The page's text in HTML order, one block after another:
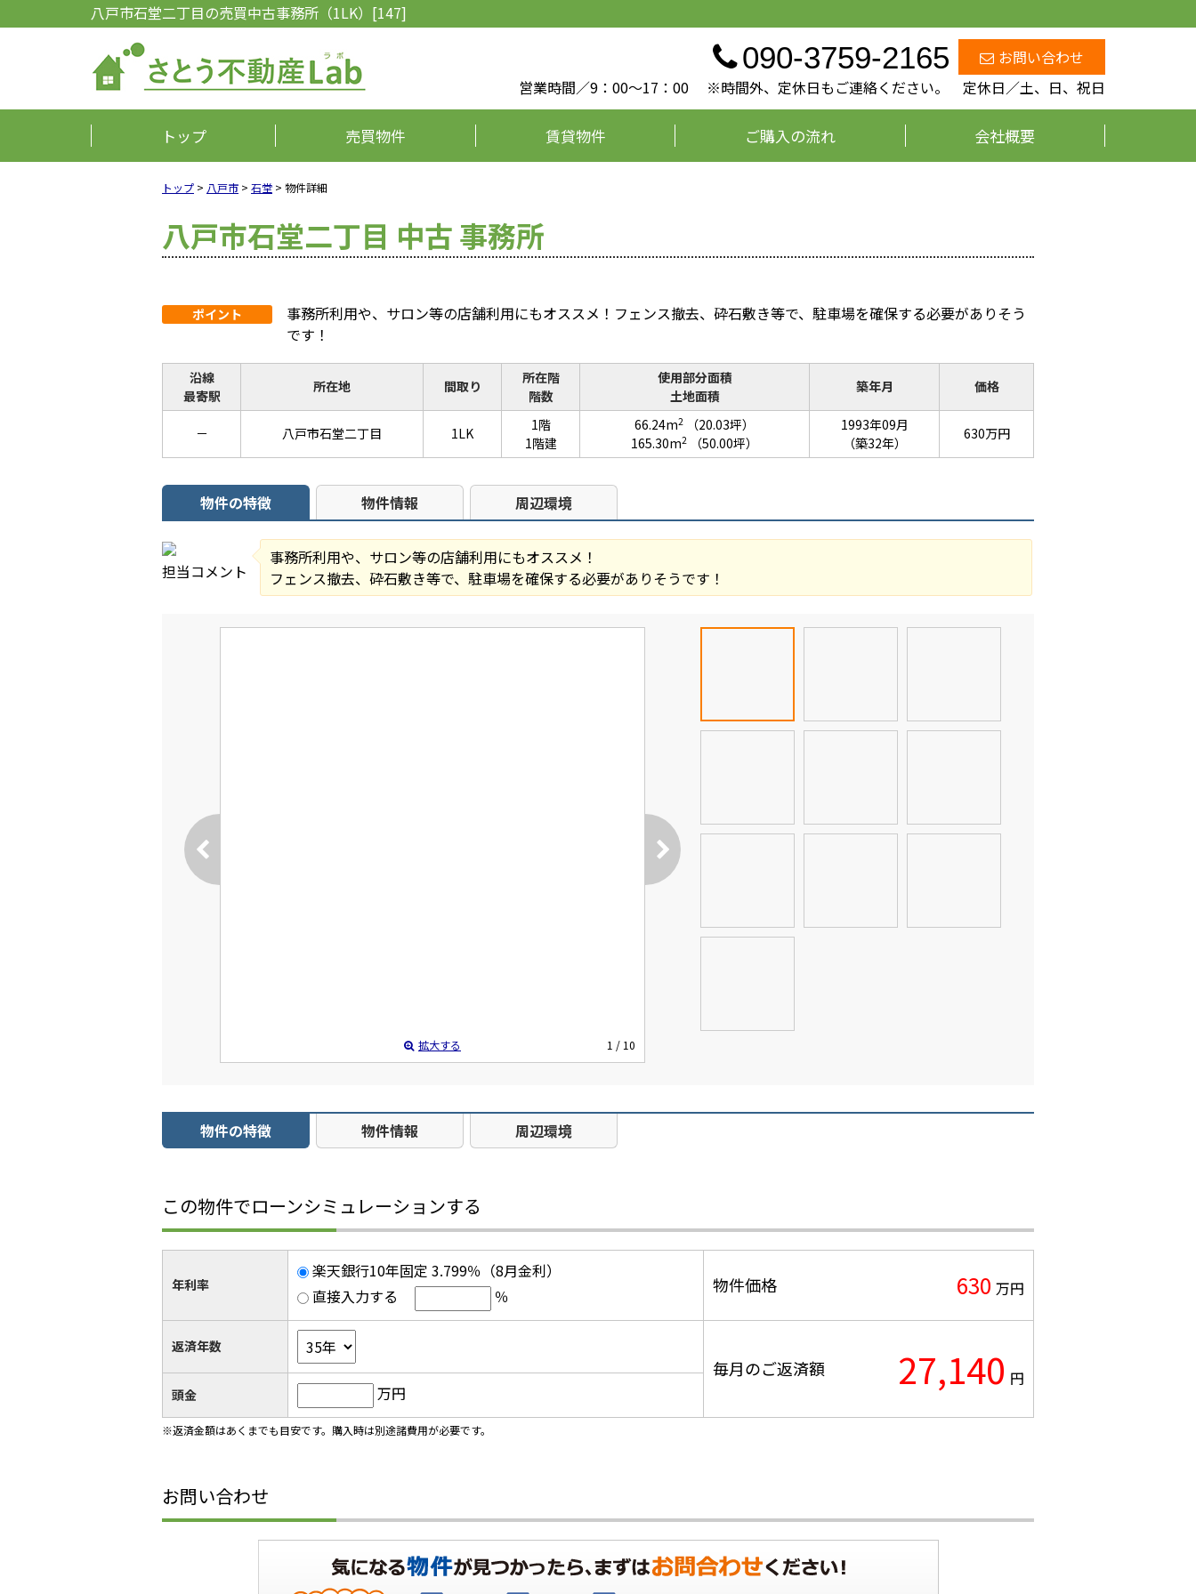
八戸市石堂二丁目の売買中古事務所（1LK）[147]
090-3759-2165
お問い合わせ
営業時間／9：00～17：00 ※時間外、定休日もご連絡ください。 定休日／土、日、祝日
トップ 売買物件 賃貸物件 ご購入の流れ 会社概要
トップ > 八戸市 > 石堂 > 物件詳細
八戸市石堂二丁目 中古 事務所
ポイント
事務所利用や、サロン等の店舗利用にもオススメ！フェンス撤去、砕石敷き等で、駐車場を確保する必要がありそう
です！
沿線
最寄駅
所在地 間取り
所在階
階数
使用部分面積
土地面積
築年月 価格
－ 八戸市石堂二丁目 1LK
1階
1階建
66.24m2
（20.03坪）
165.30m2 （50.00坪）
1993年09月
（築32年）
630万円
物件の特徴 物件情報 周辺環境
担当コメント
事務所利用や、サロン等の店舗利用にもオススメ！
フェンス撤去、砕石敷き等で、駐車場を確保する必要がありそうです！
拡大する 1 / 10
物件の特徴 物件情報 周辺環境
この物件でローンシミュレーションする
年利率
楽天銀行10年固定 3.799％（8月金利）
直接入力する
％ 物件価格 630 万円
返済年数
毎月のご返済額 27,140 円
頭金 万円
※返済金額はあくまでも目安です。購入時は別途諸費用が必要です。
お問い合わせ